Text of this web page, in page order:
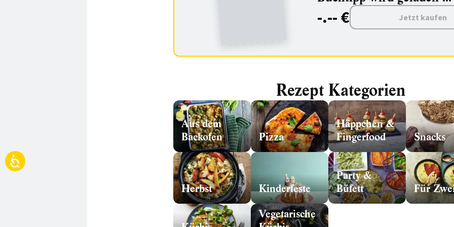
-.-- € Jetzt kaufen
Rezept Kategorien
Aus dem
Backofen
Pizza
Häppchen &
Fingerfood
Snacks
Herbst Kinderfeste
Party &
Büfett
Für
Vegetarische